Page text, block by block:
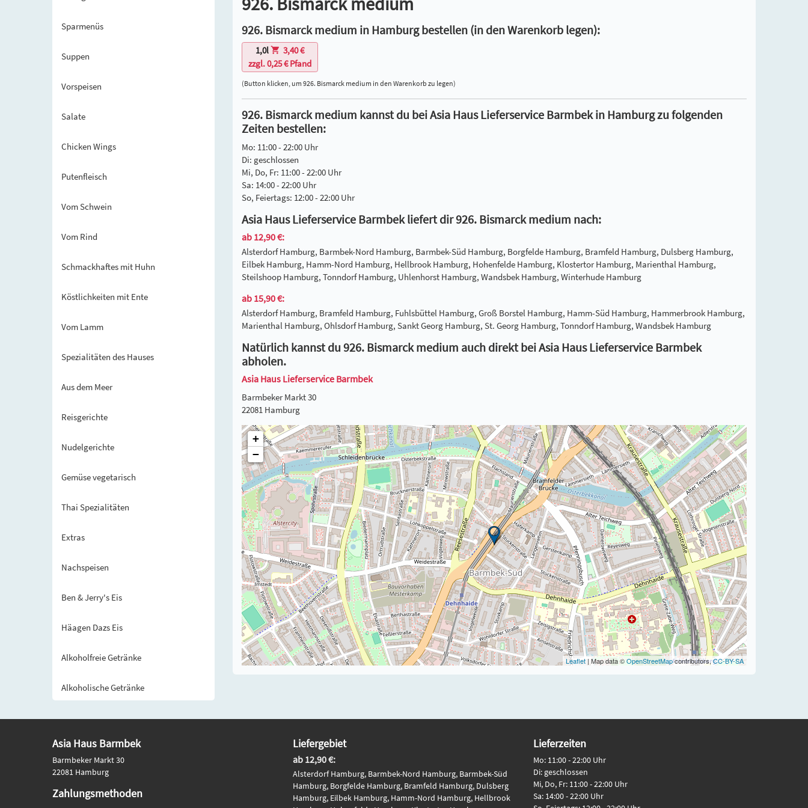
Sparmenüs
Suppen
Vorspeisen
Salate
Chicken Wings
Putenfleisch
Vom Schwein
Vom Rind
Schmackhaftes mit Huhn
Köstlichkeiten mit Ente
Vom Lamm
Spezialitäten des Hauses
Aus dem Meer
Reisgerichte
Nudelgerichte
Gemüse vegetarisch
Thai Spezialitäten
Extras
Nachspeisen
Ben & Jerry's Eis
Häagen Dazs Eis
Alkoholfreie Getränke
Alkoholische Getränke
926. Bismarck medium in Hamburg bestellen (in den Warenkorb legen):
1,0l
3,40 €
zzgl. 0,25 € Pfand
(Button klicken, um 926. Bismarck medium in den Warenkorb zu legen)
926. Bismarck medium kannst du bei Asia Haus Lieferservice Barmbek in Hamburg zu folgenden
Zeiten bestellen:
Mo: 11:00 - 22:00 Uhr
Di: geschlossen
Mi, Do, Fr: 11:00 - 22:00 Uhr
Sa: 14:00 - 22:00 Uhr
So, Feiertags: 12:00 - 22:00 Uhr
Asia Haus Lieferservice Barmbek liefert dir 926. Bismarck medium nach:
ab 12,90 €:
Alsterdorf Hamburg, Barmbek-Nord Hamburg, Barmbek-Süd Hamburg, Borgfelde Hamburg, Bramfeld Hamburg, Dulsberg Hamburg,
Eilbek Hamburg, Hamm-Nord Hamburg, Hellbrook Hamburg, Hohenfelde Hamburg, Klostertor Hamburg, Marienthal Hamburg,
Steilshoop Hamburg, Tonndorf Hamburg, Uhlenhorst Hamburg, Wandsbek Hamburg, Winterhude Hamburg
ab 15,90 €:
Alsterdorf Hamburg, Bramfeld Hamburg, Fuhlsbüttel Hamburg, Groß Borstel Hamburg, Hamm-Süd Hamburg, Hammerbrook Hamburg,
Marienthal Hamburg, Ohlsdorf Hamburg, Sankt Georg Hamburg, St. Georg Hamburg, Tonndorf Hamburg, Wandsbek Hamburg
Natürlich kannst du 926. Bismarck medium auch direkt bei Asia Haus Lieferservice Barmbek
abholen.
Asia Haus Lieferservice Barmbek
Barmbeker Markt 30
22081 Hamburg
+
−
Leaflet | Map data ©OpenStreetMapcontributors,CC-BY-SA
Asia Haus Barmbek
Barmbeker Markt 30
22081 Hamburg
Zahlungsmethoden
Liefergebiet
ab 12,90 €:
Alsterdorf Hamburg, Barmbek-Nord Hamburg, Barmbek-Süd
Hamburg, Borgfelde Hamburg, Bramfeld Hamburg, Dulsberg
Hamburg, Eilbek Hamburg, Hamm-Nord Hamburg, Hellbrook
Lieferzeiten
Mo: 11:00 - 22:00 Uhr
Di: geschlossen
Mi, Do, Fr: 11:00 - 22:00 Uhr
Sa: 14:00 - 22:00 Uhr